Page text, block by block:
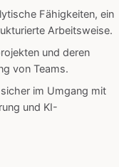
Fähigkeiten, ein
Arbeitsweise.
und deren
von Teams.
im Umgang mit
und KI-